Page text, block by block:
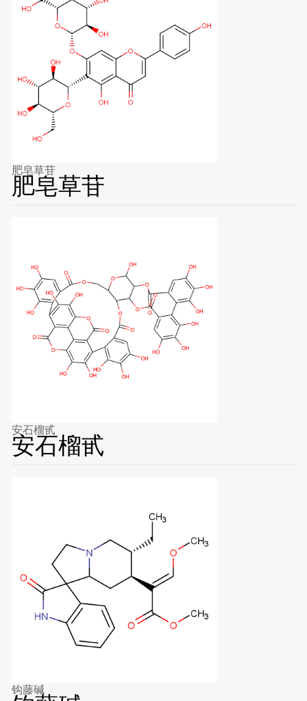
肥皂草苷
肥皂草苷
安石榴甙
安石榴甙
钩藤碱